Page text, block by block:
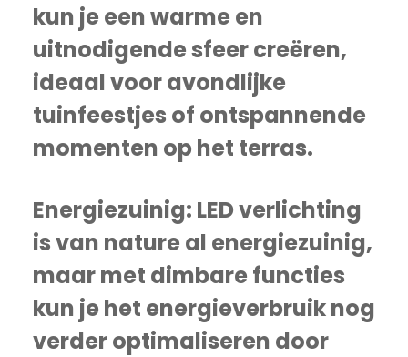
kun je een warme en
uitnodigende sfeer creëren,
ideaal voor avondlijke
tuinfeestjes of ontspannende
momenten op het terras.
Energiezuinig: LED verlichting
is van nature al energiezuinig,
maar met dimbare functies
kun je het energieverbruik nog
verder optimaliseren door